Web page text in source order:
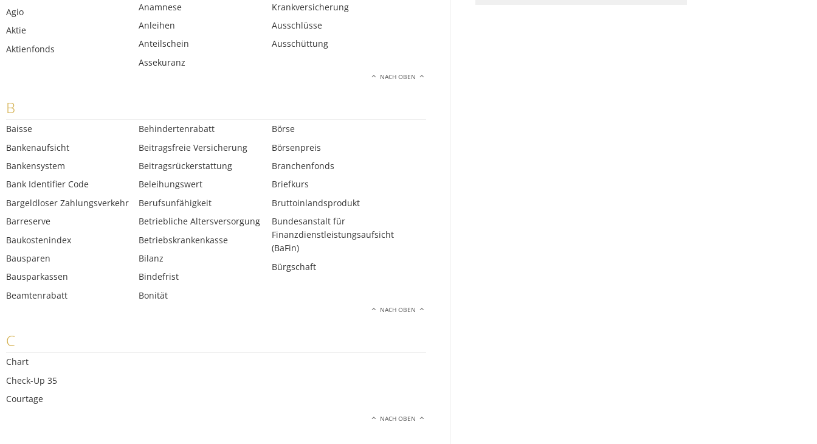
Agio
Aktie
Aktienfonds
Anamnese
Anleihen
Anteilschein
Assekuranz
Krankversicherung
Ausschlüsse
Ausschüttung
NACH OBEN
B
Baisse
Bankenaufsicht
Bankensystem
Bank Identifier Code
Bargeldloser Zahlungsverkehr
Barreserve
Baukostenindex
Bausparen
Bausparkassen
Beamtenrabatt
Behindertenrabatt
Beitragsfreie Versicherung
Beitragsrückerstattung
Beleihungswert
Berufsunfähigkeit
Betriebliche Altersversorgung
Betriebskrankenkasse
Bilanz
Bindefrist
Bonität
Börse
Börsenpreis
Branchenfonds
Briefkurs
Bruttoinlandsprodukt
Bundesanstalt für
Finanzdienstleistungsaufsicht
(BaFin)
Bürgschaft
NACH OBEN
C
Chart
Check-Up 35
Courtage
NACH OBEN